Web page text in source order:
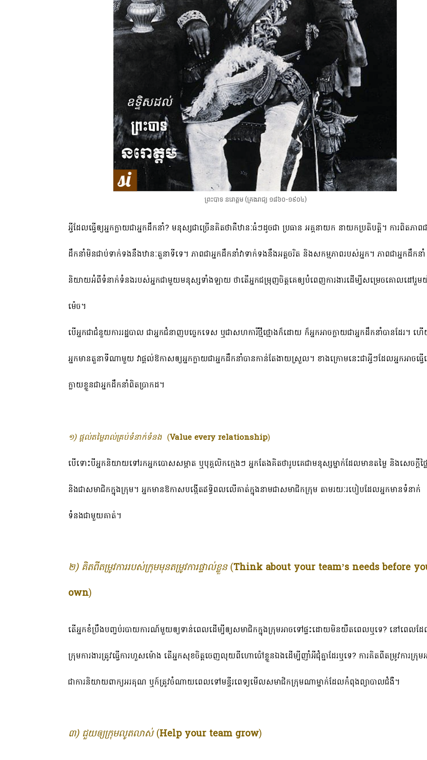
ព្រះបាទ នរោត្ដម (គ្រងរាជ្យ ១៨៦០-១៩០៤)
អ្វីដែលធ្វើឲ្យអ្នកក្លាយជាអ្នកដឹកនាំ? មនុស្សជាច្រើនគិតថាគឺឋានៈធំៗដូចជា ប្រធាន អគ្គនាយក នាយកប្រតិបត្តិ។ ការពិតភាពជ
ដឹកនាំមិនជាប់ទាក់ទងនឹងឋានៈតួនាទីទេ។ ភាពជាអ្នកដឹកនាំវាទាក់ទងនឹងអត្តចរិត និងសកម្មភាពរបស់អ្នក។ ភាពជាអ្នកដឹកនាំ
និយាយអំពីទំនាក់ទំនងរបស់អ្នកជាមួយមនុស្សទាំងឡាយ ថាតើអ្នកជម្រុញចិត្តគេឲ្យបំពេញការងារដើម្បីសម្រេចគោលដៅរួម
ម៉េច។
បើអ្នកជាជំនួយការរដ្ឋបាល ជាអ្នកជំនាញបច្ចេកទេស ឬជាសហការីថ្មីថ្មោងក៏ដោយ ក៏អ្នកអាចក្លាយជាអ្នកដឹកនាំបានដែរ។ ហ
អ្នកមានតួនាទីណាមួយ វាផ្តល់ឱកាសឲ្យអ្នកក្លាយជាអ្នកដឹកនាំបានកាន់តែងាយស្រួល។ ខាងក្រោមនេះជាអ្វីៗដែលអ្នកអាចធ្វើ
ក្លាយខ្លួនជាអ្នកដឹកនាំពិតប្រាកដ។
១) ផ្តល់តម្លៃរាល់គ្រប់ទំនាក់ទំនង (Value every relationship)
បើទោះបីអ្នកនិយាយទៅរកអ្នកបោសសម្អាត ឬបុគ្គលិកក្មេងៗ អ្នកតែងគិតថារូបគេជាមនុស្សម្នាក់ដែលមានតម្លៃ និងសេចក្តីថ្លៃ
និងជាសមាជិកក្នុងក្រុម។ អ្នកមានឱកាសបង្កើតឥទ្ធិពលលើគាត់ក្នុងនាមជាសមាជិកក្រុម តាមរយៈរបៀបដែលអ្នកមានទំនាក់
ទំនងជាមួយគាត់។
២) គិតពីតម្រូវការរបស់ក្រុមមុនតម្រូវការផ្ទាល់ខ្លួន (Think about your team’s needs before
own)
តើអ្នកខំប្រឹងបញ្ចប់របាយការណ៍មួយឲ្យទាន់ពេលដើម្បីឲ្យសមាជិកក្នុងក្រុមអាចទៅផ្ទះដោយមិនយឺតពេលឬទេ? នៅពេលដ
ក្រុមការងារត្រូវធ្វើការហួសម៉ោង តើអ្នកសុខចិត្តចេញលុយពីហោប៉ៅខ្លួនឯងដើម្បីញាំអីជុំគ្នាដែរឬទេ? ការគិតពីតម្រូវការក្រុម
ជាការនិយាយពាក្យអរគុណ ឬក៍ត្រូវចំណាយពេលទៅមន្ទីរពេទ្យមើលសមាជិកក្រុមណាម្នាក់ដែលកំពុងព្យាបាលជំងឺ។
៣) ជួយឲ្យក្រុមលូតលាស់ (Help your team grow)